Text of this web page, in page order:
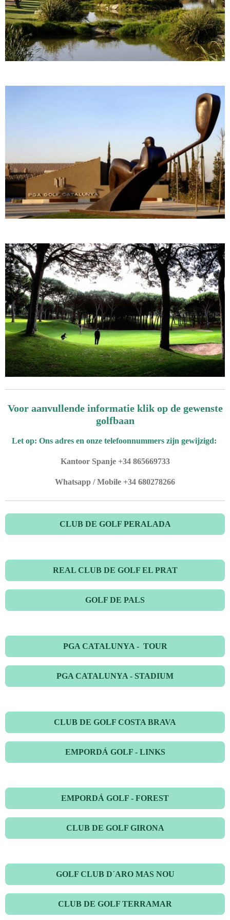
Voor aanvullende informatie klik op de gewenste
golfbaan
Let op: Ons adres en onze telefoonnummers zijn gewijzigd:
Kantoor Spanje +34 865669733
Whatsapp / Mobile +34 680278266
CLUB DE GOLF PERALADA
REAL CLUB DE GOLF EL PRAT
GOLF DE PALS
PGA CATALUNYA - TOUR
PGA CATALUNYA - STADIUM
CLUB DE GOLF COSTA BRAVA
EMPORDÁ GOLF - LINKS
EMPORDÁ GOLF - FOREST
CLUB DE GOLF GIRONA
GOLF CLUB D´ARO MAS NOU
CLUB DE GOLF TERRAMAR